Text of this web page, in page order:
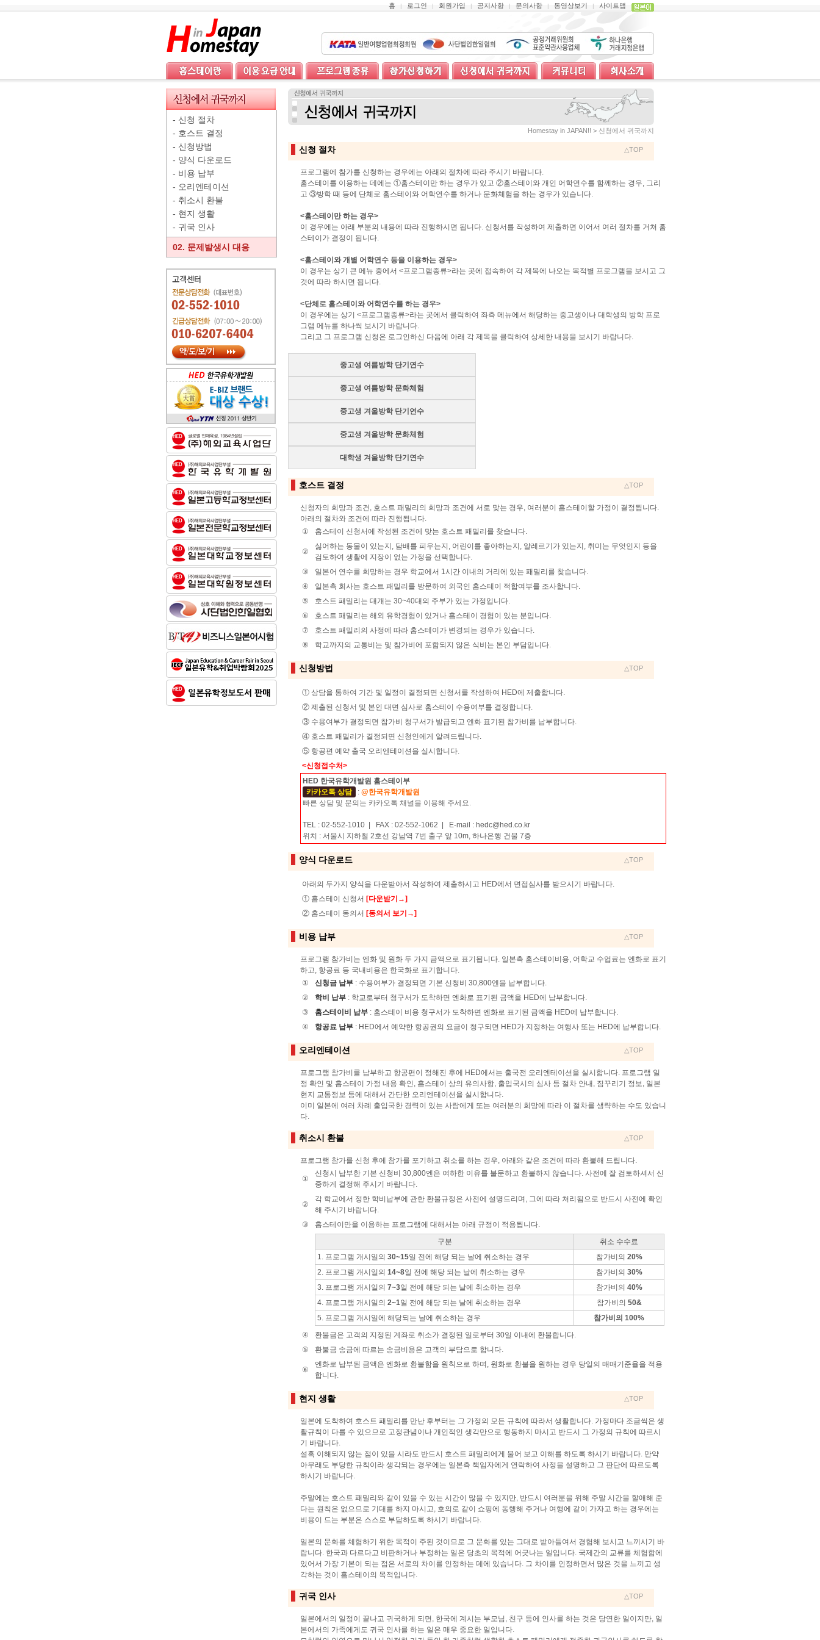
홈 | 로그인 | 회원가입 | 공지사항 | 문의사항 | 동영상보기 | 사이트맵
- 신청 절차
- 호스트 결정
- 신청방법
- 양식 다운로드
- 비용 납부
- 오리엔테이션
- 취소시 환불
- 현지 생활
- 귀국 인사
02. 문제발생시 대응
Homestay in JAPAN!! > 신청에서 귀국까지
△TOP
신청 절차
프로그램에 참가를 신청하는 경우에는 아래의 절차에 따라 주시기 바랍니다.
홈스테이를 이용하는 데에는 ①홈스테이만 하는 경우가 있고 ②홈스테이와 개인 어학연수를 함께하는 경우, 그리
고 ③방학 때 등에 단체로 홈스테이와 어학연수를 하거나 문화체험을 하는 경우가 있습니다.
<홈스테이만 하는 경우>
이 경우에는 아래 부분의 내용에 따라 진행하시면 됩니다. 신청서를 작성하여 제출하면 이어서 여러 절차를 거쳐 홈
스테이가 결정이 됩니다.
<홈스테이와 개별 어학연수 등을 이용하는 경우>
이 경우는 상기 큰 메뉴 중에서 <프로그램종류>라는 곳에 접속하여 각 제목에 나오는 목적별 프로그램을 보시고 그
것에 따라 하시면 됩니다.
<단체로 홈스테이와 어학연수를 하는 경우>
이 경우에는 상기 <프로그램종류>라는 곳에서 클릭하여 좌측 메뉴에서 해당하는 중고생이나 대학생의 방학 프로
그램 메뉴를 하나씩 보시기 바랍니다.
그리고 그 프로그램 신청은 로그인하신 다음에 아래 각 제목을 클릭하여 상세한 내용을 보시기 바랍니다.
중고생 여름방학 단기연수
중고생 여름방학 문화체험
중고생 겨울방학 단기연수
중고생 겨울방학 문화체험
대학생 겨울방학 단기연수
△TOP
호스트 결정
신청자의 희망과 조건, 호스트 패밀리의 희망과 조건에 서로 맞는 경우, 여러분이 홈스테이할 가정이 결정됩니다.
아래의 절차와 조건에 따라 진행됩니다.
①
홈스테이 신청서에 작성된 조건에 맞는 호스트 패밀리를 찾습니다.
②
싫어하는 동물이 있는지, 담배를 피우는지, 어린이를 좋아하는지, 알레르기가 있는지, 취미는 무엇인지 등을
검토하여 생활에 지장이 없는 가정을 선택합니다.
③
일본어 연수를 희망하는 경우 학교에서 1시간 이내의 거리에 있는 패밀리를 찾습니다.
④
일본측 회사는 호스트 패밀리를 방문하여 외국인 홈스테이 적합여부를 조사합니다.
⑤
호스트 패밀리는 대개는 30~40대의 주부가 있는 가정입니다.
⑥
호스트 패밀리는 해외 유학경험이 있거나 홈스테이 경험이 있는 분입니다.
⑦
호스트 패밀리의 사정에 따라 홈스테이가 변경되는 경우가 있습니다.
⑧
학교까지의 교통비는 및 참가비에 포함되지 않은 식비는 본인 부담입니다.
△TOP
신청방법
① 상담을 통하여 기간 및 일정이 결정되면 신청서를 작성하여 HED에 제출합니다.
② 제출된 신청서 및 본인 대면 심사로 홈스테이 수용여부를 결정합니다.
③ 수용여부가 결정되면 참가비 청구서가 발급되고 엔화 표기된 참가비를 납부합니다.
④ 호스트 패밀리가 결정되면 신청인에게 알려드립니다.
⑤ 항공편 예약 출국 오리엔테이션을 실시합니다.
<신청접수처>
HED 한국유학개발원 홈스테이부
카카오톡 상담
: @한국유학개발원
빠른 상담 및 문의는 카카오톡 채널을 이용해 주세요.
TEL : 02-552-1010 | FAX : 02-552-1062 | E-mail : hedc@hed.co.kr
위치 : 서울시 지하철 2호선 강남역 7번 출구 앞 10m, 하나은행 건물 7층
△TOP
양식 다운로드
아래의 두가지 양식을 다운받아서 작성하여 제출하시고 HED에서 면접심사를 받으시기 바랍니다.
① 홈스테이 신청서 [다운받기→]
② 홈스테이 동의서 [동의서 보기→]
△TOP
비용 납부
프로그램 참가비는 엔화 및 원화 두 가지 금액으로 표기됩니다. 일본측 홈스테이비용, 어학교 수업료는 엔화로 표기
하고, 항공료 등 국내비용은 한국화로 표기합니다.
①
신청금 납부 : 수용여부가 결정되면 기본 신청비 30,800엔을 납부합니다.
②
학비 납부 : 학교로부터 청구서가 도착하면 엔화로 표기된 금액을 HED에 납부합니다.
③
홈스테이비 납부 : 홈스테이 비용 청구서가 도착하면 엔화로 표기된 금액을 HED에 납부합니다.
④
항공료 납부 : HED에서 예약한 항공권의 요금이 청구되면 HED가 지정하는 여행사 또는 HED에 납부합니다.
△TOP
오리엔테이션
프로그램 참가비를 납부하고 항공편이 정해진 후에 HED에서는 출국전 오리엔테이션을 실시합니다. 프로그램 일
정 확인 및 홈스테이 가정 내용 확인, 홈스테이 상의 유의사항, 출입국시의 심사 등 절차 안내, 짐꾸리기 정보, 일본
현지 교통정보 등에 대해서 간단한 오리엔테이션을 실시합니다.
이미 일본에 여러 차례 출입국한 경력이 있는 사람에게 또는 여러분의 희망에 따라 이 절차를 생략하는 수도 있습니
다.
△TOP
취소시 환불
프로그램 참가를 신청 후에 참가를 포기하고 취소를 하는 경우, 아래와 같은 조건에 따라 환불해 드립니다.
①
신청시 납부한 기본 신청비 30,800엔은 여하한 이유를 불문하고 환불하지 않습니다. 사전에 잘 검토하셔서 신
중하게 결정해 주시기 바랍니다.
②
각 학교에서 정한 학비납부에 관한 환불규정은 사전에 설명드리며, 그에 따라 처리됨으로 반드시 사전에 확인
해 주시기 바랍니다.
③
홈스테이만을 이용하는 프로그램에 대해서는 아래 규정이 적용됩니다.
구분
취소 수수료
1. 프로그램 개시일의 30~15일 전에 해당 되는 날에 취소하는 경우 참가비의 20%
2. 프로그램 개시일의 14~8일 전에 해당 되는 날에 취소하는 경우 참가비의 30%
3. 프로그램 개시일의 7~3일 전에 해당 되는 날에 취소하는 경우 참가비의 40%
4. 프로그램 개시일의 2~1일 전에 해당 되는 날에 취소하는 경우 참가비의 50&
5. 프로그램 개시일에 해당되는 날에 취소하는 경우
참가비의 100%
④
환불금은 고객의 지정된 계좌로 취소가 결정된 일로부터 30일 이내에 환불합니다.
⑤
환불금 송금에 따르는 송금비용은 고객의 부담으로 합니다.
⑥
엔화로 납부된 금액은 엔화로 환불함을 원칙으로 하며, 원화로 환불을 원하는 경우 당일의 매매기준율을 적용
합니다.
△TOP
현지 생활
일본에 도착하여 호스트 패밀리를 만난 후부터는 그 가정의 모든 규칙에 따라서 생활합니다. 가정마다 조금씩은 생
활규칙이 다를 수 있으므로 고정관념이나 개인적인 생각만으로 행동하지 마시고 반드시 그 가정의 규칙에 따르시
기 바랍니다.
설혹 이해되지 않는 점이 있을 시라도 반드시 호스트 패밀리에게 물어 보고 이해를 하도록 하시기 바랍니다. 만약
아무래도 부당한 규칙이라 생각되는 경우에는 일본측 책임자에게 연락하여 사정을 설명하고 그 판단에 따르도록
하시기 바랍니다.
주말에는 호스트 패밀리와 같이 있을 수 있는 시간이 많을 수 있지만, 반드시 여러분을 위해 주말 시간을 할애해 준
다는 원칙은 없으므로 기대를 하지 마시고, 호의로 같이 쇼핑에 동행해 주거나 여행에 같이 가자고 하는 경우에는
비용이 드는 부분은 스스로 부담하도록 하시기 바랍니다.
일본의 문화를 체험하기 위한 목적이 주된 것이므로 그 문화를 있는 그대로 받아들여서 경험해 보시고 느끼시기 바
랍니다. 한국과 다르다고 비판하거나 부정하는 일은 당초의 목적에 어긋나는 일입니다. 국제간의 교류를 체험함에
있어서 가장 기본이 되는 점은 서로의 차이를 인정하는 데에 있습니다. 그 차이를 인정하면서 많은 것을 느끼고 생
각하는 것이 홈스테이의 목적입니다.
△TOP
귀국 인사
일본에서의 일정이 끝나고 귀국하게 되면, 한국에 계시는 부모님, 친구 등에 인사를 하는 것은 당연한 일이지만, 일
본에서의 가족에게도 귀국 인사를 하는 일은 매우 중요한 일입니다.